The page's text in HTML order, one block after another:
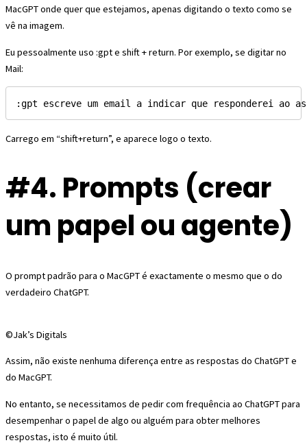
MacGPT onde quer que estejamos, apenas digitando o texto como se
vê na imagem.
Eu pessoalmente uso :gpt e shift + return. Por exemplo, se digitar no
Mail:
:gpt escreve um email a indicar que responderei ao
Carrego em “shift+return”, e aparece logo o texto.
#4. Prompts (crear
um papel ou agente)
O prompt padrão para o MacGPT é exactamente o mesmo que o do
verdadeiro ChatGPT.
©Jak’s Digitals
Assim, não existe nenhuma diferença entre as respostas do ChatGPT e
do MacGPT.
No entanto, se necessitamos de pedir com frequência ao ChatGPT para
desempenhar o papel de algo ou alguém para obter melhores
respostas, isto é muito útil.